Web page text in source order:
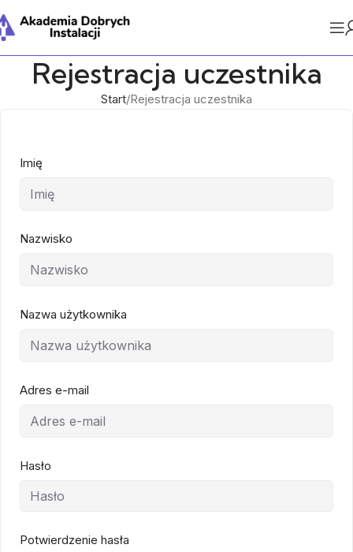
Rejestracja uczestnika
Start Rejestracja uczestnika
Imię
Nazwisko
Nazwa użytkownika
Adres e-mail
Hasło
Potwierdzenie hasła